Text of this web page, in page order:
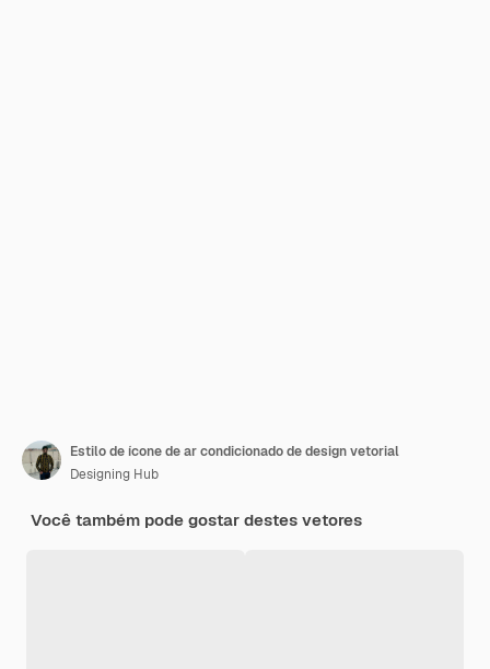
Estilo de ícone de ar condicionado de design vetorial
Designing Hub
Você também pode gostar destes vetores